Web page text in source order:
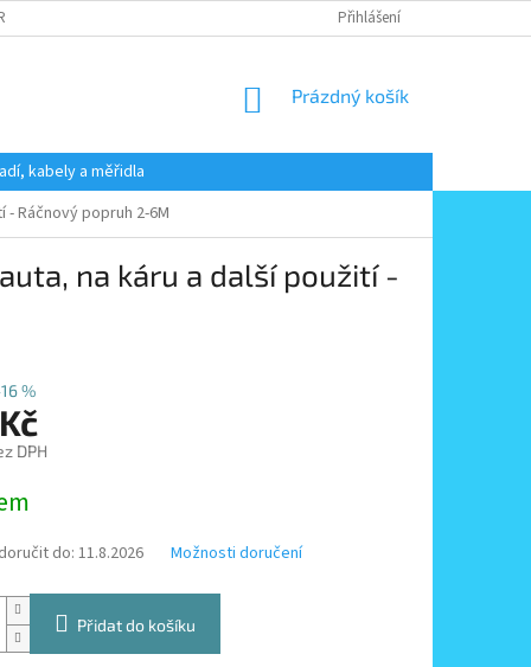
KONTAKT
Přihlášení
NÁKUPNÍ
Prázdný košík
kabely a měřidla
Ráčnový popruh 2-6M
na káru a další použití -
%
DPH
do: 11.8.2026 Možnosti doručení
Přidat do košíku